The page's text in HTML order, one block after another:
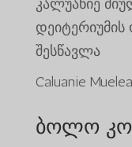
კალუანიე
დეიტერიუმის
შესწავლა
Caluanie
ბოლო